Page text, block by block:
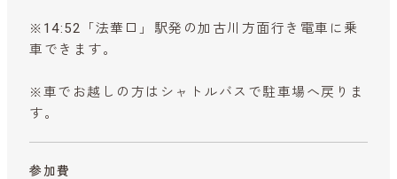
※14:52「法華口」駅発の加古川方面行き電車に乗
車できます。
※車でお越しの方はシャトルバスで駐車場へ戻りま
す。
参加費